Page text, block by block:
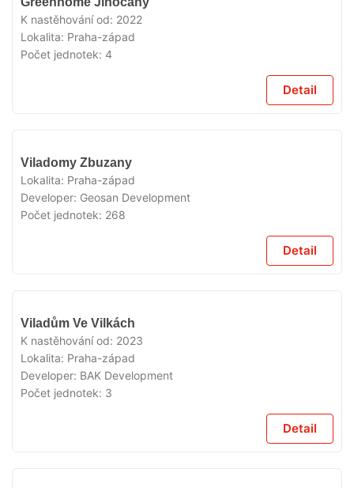
K nastěhování od: 2022
Lokalita: Praha-západ
Počet jednotek: 4
Detail
Viladomy Zbuzany
Lokalita: Praha-západ
Developer: Geosan Development
Počet jednotek: 268
Detail
Viladům Ve Vilkách
K nastěhování od: 2023
Lokalita: Praha-západ
Developer: BAK Development
Počet jednotek: 3
Detail